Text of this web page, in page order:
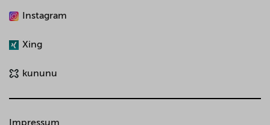
Instagram
Xing
kununu
Impressum